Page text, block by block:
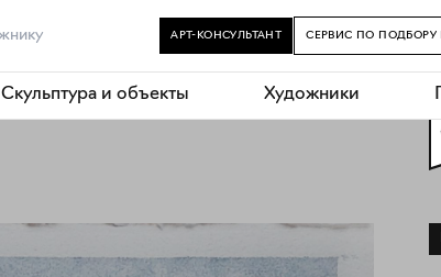
АРТ-КОНСУЛЬТАНТ СЕРВИС ПО ПОДБОРУ
Скульптура и объекты Художники